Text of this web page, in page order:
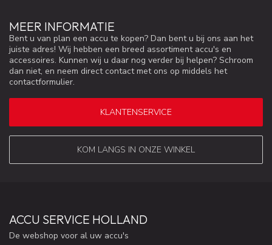
MEER INFORMATIE
Bent u van plan een accu te kopen? Dan bent u bij ons aan het
juiste adres! Wij hebben een breed assortiment accu's en
accessoires. Kunnen wij u daar nog verder bij helpen? Schroom
dan niet, en neem direct contact met ons op middels het
contactformulier.
KLANTENSERVICE
KOM LANGS IN ONZE WINKEL
ACCU SERVICE HOLLAND
De webshop voor al uw accu's